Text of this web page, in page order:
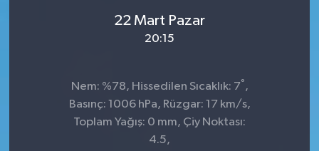
22 Mart Pazar
20:15
Nem: %78, Hissedilen Sıcaklık: 7° ,
Basınç: 1006 hPa, Rüzgar: 17 km/s,
Toplam Yağış: 0 mm, Çiy Noktası:
4.5,